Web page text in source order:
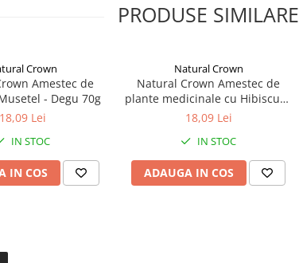
de porumb, fulgi de ovăz, granule dePRODUSE SIMILARE
Crown
Amestec de
- Degu 70g
18,09 Lei
IN STOC
IN COS
Natural Crown
Natural Crown Amestec de
plante medicinale cu Hibiscus -
Hamster 70g
18,09 Lei
IN STOC
ADAUGA IN COS